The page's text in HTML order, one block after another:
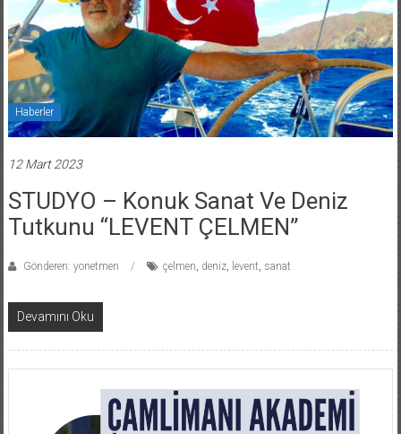
Haberler
12 Mart 2023
STUDYO – Konuk Sanat Ve Deniz
Tutkunu “LEVENT ÇELMEN”
Gönderen: yonetmen çelmen, deniz, levent, sanat
Devamını Oku